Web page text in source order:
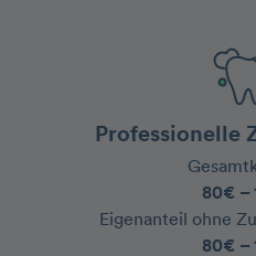
Professionelle
80€ –
‍Eigenanteil ohne
80€ –